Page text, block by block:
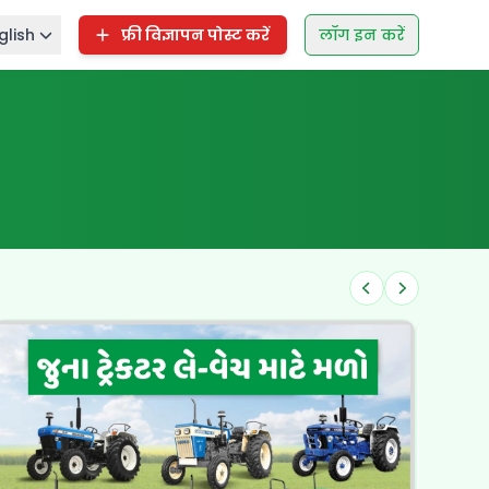
फ्री विज्ञापन पोस्ट करें लॉग इन करें